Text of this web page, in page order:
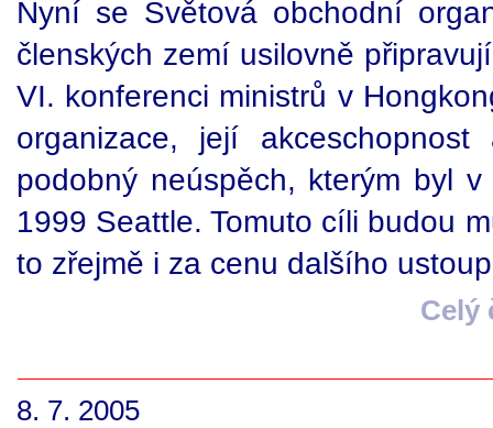
Nyní se Světová obchodní
členských zemí usilovně
VI. konferenci ministrů v
organizace, její
podobný neúspěch, kterým byl
1999 Seattle. Tomuto cíli budou
to zřejmě i za cenu dalšího
Celý
8. 7. 2005